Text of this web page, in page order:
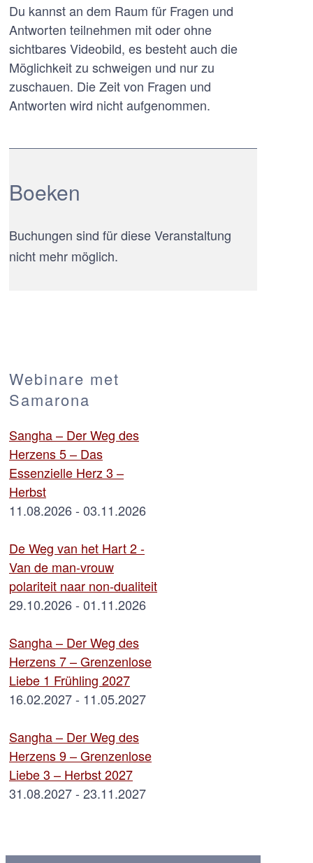
Du kannst an dem Raum für Fragen und
Antworten teilnehmen mit oder ohne
sichtbares Videobild, es besteht auch die
Möglichkeit zu schweigen und nur zu
zuschauen. Die Zeit von Fragen und
Antworten wird nicht aufgenommen.
Boeken
Buchungen sind für diese Veranstaltung
nicht mehr möglich.
Webinare met
Samarona
Sangha – Der Weg des
Herzens 5 – Das
Essenzielle Herz 3 –
Herbst
11.08.2026 - 03.11.2026
De Weg van het Hart 2 -
Van de man-vrouw
polariteit naar non-dualiteit
29.10.2026 - 01.11.2026
Sangha – Der Weg des
Herzens 7 – Grenzenlose
Liebe 1 Frühling 2027
16.02.2027 - 11.05.2027
Sangha – Der Weg des
Herzens 9 – Grenzenlose
Liebe 3 – Herbst 2027
31.08.2027 - 23.11.2027